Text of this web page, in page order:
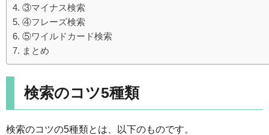
③マイナス検索
④フレーズ検索
⑤ワイルドカード検索
まとめ
検索のコツ5種類
検索のコツの5種類とは、以下のものです。